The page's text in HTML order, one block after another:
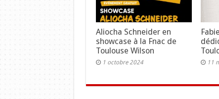
Aliocha Schneider en
showcase à la Fnac de
Toulouse Wilson
1 octobre 2024 11